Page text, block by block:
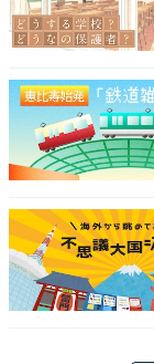
高級フランス
デザートブッフ
ア、マカロン、
存分に味わえる